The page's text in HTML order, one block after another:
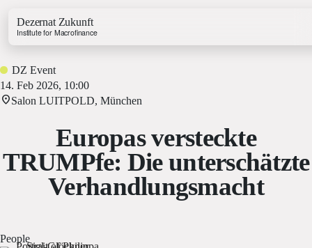
Dezernat Zukunft
Institute for Macrofinance
Growth & Budget Lab
Energy Lab
Business Lab
Price Lab
DZ Event
14. Feb 2026, 10:00
Salon LUITPOLD, München
Europas versteckte
TRUMPfe: Die unterschätzte
Verhandlungsmacht
People